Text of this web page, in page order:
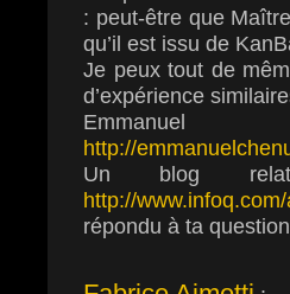
: peut-être que
qu’il est issu de
Je peux tout de
d’expérience
http://
Un blog
http://
répondu à ta